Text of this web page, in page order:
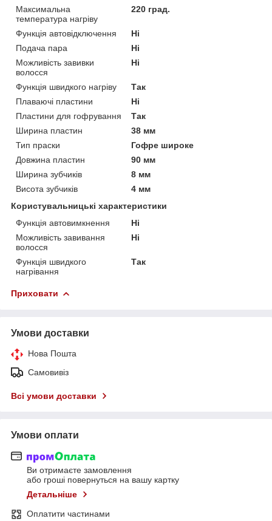
Максимальна
температура нагріву
220 град.
Функція автовідключення
Ні
Подача пара
Ні
Можливість завивки
волосся
Ні
Функція швидкого нагріву
Так
Плаваючі пластини
Ні
Пластини для гофрування
Так
Ширина пластин
38 мм
Тип праски
Гофре широке
Довжина пластин
90 мм
Ширина зубчиків
8 мм
Висота зубчиків
4 мм
Користувальницькі характеристики
Функція автовимкнення
Ні
Можливість завивання
волосся
Ні
Функція швидкого
нагрівання
Так
Приховати
Умови доставки
Нова Пошта
Самовивіз
Всі умови доставки
Умови оплати
Ви отримаєте замовлення
або гроші повернуться на вашу картку
Детальніше
Оплатити частинами